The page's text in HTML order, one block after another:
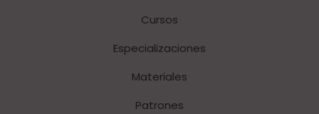
Cursos
Especializaciones
Materiales
Patrones